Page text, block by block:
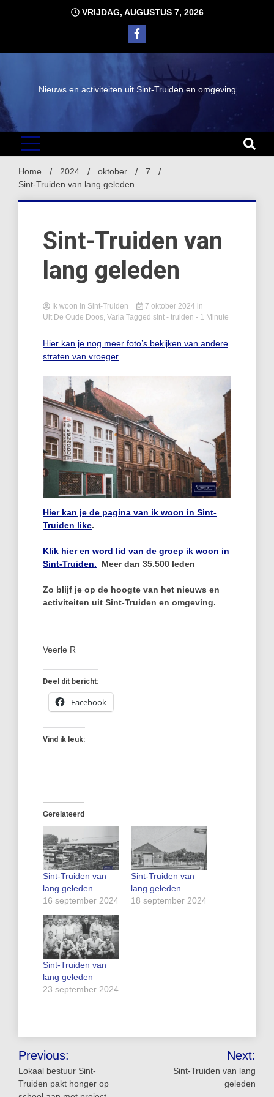
VRIJDAG, AUGUSTUS 7, 2026
Nieuws en activiteiten uit Sint-Truiden en omgeving
Home 2024 oktober
7
Sint-Truiden van lang geleden
Sint-Truiden van
lang geleden
Ik woon in Sint-Truiden 7 oktober 2024 in
Uit De Oude Doos, Varia Tagged sint - truiden - 1 Minute
Hier kan je nog meer foto’s bekijken van andere
straten van vroeger
Hier kan je de pagina van ik woon in Sint-
Truiden like.
Klik hier en word lid van de groep ik woon in
Sint-Truiden. Meer dan 35.500 leden
Zo blijf je op de hoogte van het nieuws en
activiteiten uit Sint-Truiden en omgeving.
Veerle R
Deel dit bericht:
Facebook
Vind ik leuk:
Gerelateerd
Sint-Truiden van
lang geleden
16 september 2024
Sint-Truiden van
lang geleden
18 september 2024
Sint-Truiden van
lang geleden
23 september 2024
Bericht
navigatie
Previous:
Lokaal bestuur Sint-
Truiden pakt honger op
Next:
Sint-Truiden van lang
geleden